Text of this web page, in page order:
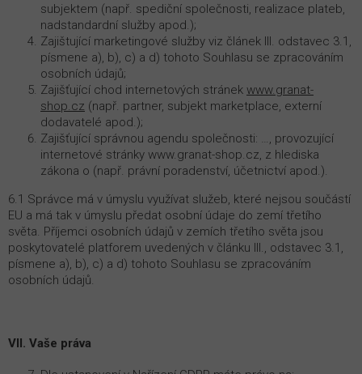
subjektem (např. spediční společnosti, realizace plateb,
nadstandardní služby apod.);
Zajištující marketingové služby viz článek III. odstavec 3.1,
písmene a), b), c) a d) tohoto Souhlasu se zpracováním
osobních údajů;
Zajišťující chod internetových stránek www.granat-
shop.cz (např. partner, subjekt marketplace, externí
dodavatelé apod.);
Zajišťující správnou agendu společnosti: …, provozující
internetové stránky www.granat-shop.cz, z hlediska
zákona o (např. právní poradenství, účetnictví apod.).
6.1 Správce má v úmyslu využívat služeb, které nejsou součástí
EU a má tak v úmyslu předat osobní údaje do zemí třetího
světa. Příjemci osobních údajů v zemích třetího světa jsou
poskytovatelé platforem uvedených v článku III., odstavec 3.1,
písmene a), b), c) a d) tohoto Souhlasu se zpracováním
osobních údajů.
VII. Vaše práva